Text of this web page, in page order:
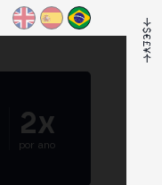
2x
por ano